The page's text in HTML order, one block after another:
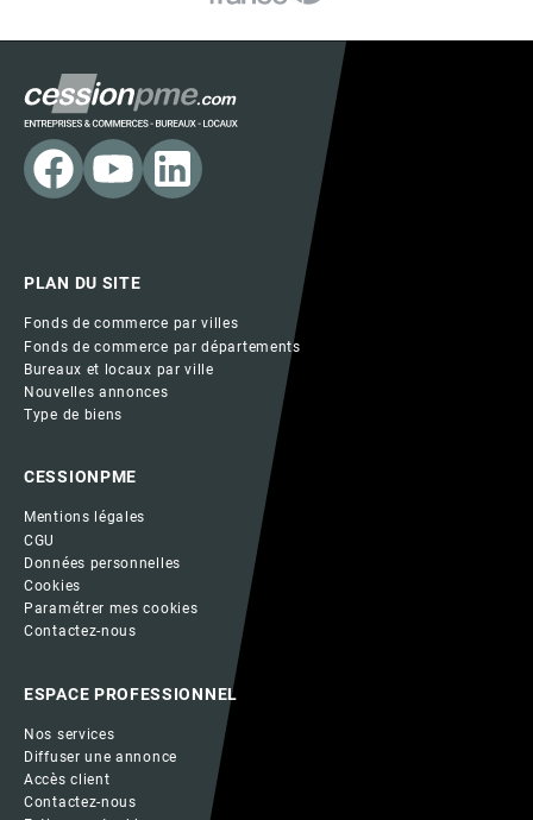
PLAN DU SITE
Fonds de commerce par villes
Fonds de commerce par départements
Bureaux et locaux par ville
Nouvelles annonces
Type de biens
CESSIONPME
Mentions légales
CGU
Données personnelles
Cookies
Paramétrer mes cookies
Contactez-nous
ESPACE PROFESSIONNEL
Nos services
Diffuser une annonce
Accès client
Contactez-nous